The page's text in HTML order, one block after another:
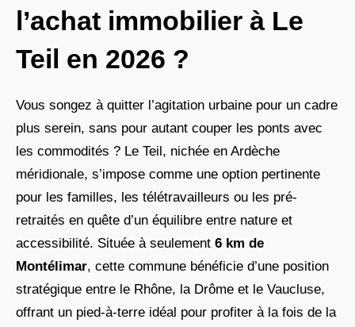
l’achat immobilier à Le
Teil en 2026 ?
Vous songez à quitter l’agitation urbaine pour un cadre
plus serein, sans pour autant couper les ponts avec
les commodités ? Le Teil, nichée en Ardèche
méridionale, s’impose comme une option pertinente
pour les familles, les télétravailleurs ou les pré-
retraités en quête d’un équilibre entre nature et
accessibilité. Située à seulement 6 km de
Montélimar, cette commune bénéficie d’une position
stratégique entre le Rhône, la Drôme et le Vaucluse,
offrant un pied-à-terre idéal pour profiter à la fois de la